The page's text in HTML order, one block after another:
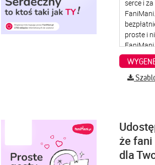
że
dla